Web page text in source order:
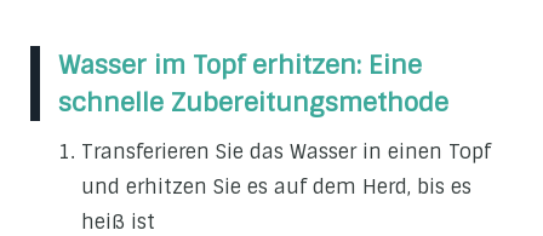
Wasser im Topf erhitzen: Eine
schnelle Zubereitungsmethode
Transferieren Sie das Wasser in einen Topf
und erhitzen Sie es auf dem Herd, bis es
heiß ist